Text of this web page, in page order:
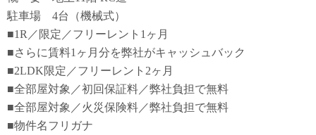
駐車場 4台（機械式）
■1R／限定／フリーレント1ヶ月
■さらに賃料1ヶ月分を弊社がキャッシュバック
■2LDK限定／フリーレント2ヶ月
■全部屋対象／初回保証料／弊社負担で無料
■全部屋対象／火災保険料／弊社負担で無料
■物件名フリガナ